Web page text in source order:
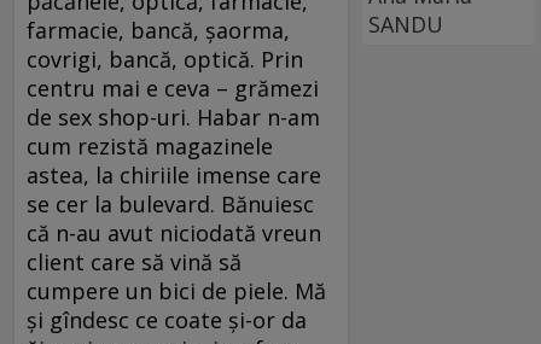
farmacie, bancă, şaorma,
covrigi, bancă, optică. Prin
centru mai e ceva – grămezi
de sex shop-uri. Habar n-am
cum rezistă magazinele
astea, la chiriile imense care
se cer la bulevard. Bănuiesc
că n-au avut niciodată vreun
client care să vină să
cumpere un bici de piele. Mă
şi gîndesc ce coate şi-or da
SANDU